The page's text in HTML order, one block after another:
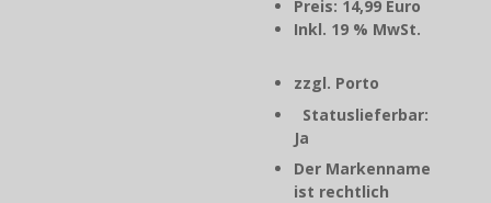
Preis: 14,99 Euro
Inkl. 19 % MwSt.
zzgl. Porto
Statuslieferbar:
Ja
Der Markenname
ist rechtlich